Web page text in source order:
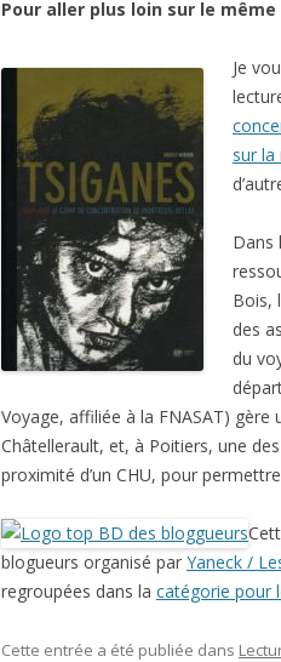
Pour aller plus loin sur le
Je
sur la
Dans
Bois,
des
du
Voyage, affiliée à la FNASAT)
Châtellerault, et, à Poitiers, une
proximité d’un CHU, pour
blogueurs organisé par Yaneck /
regroupées dans la catégorie pour
Cette entrée a été publiée dans